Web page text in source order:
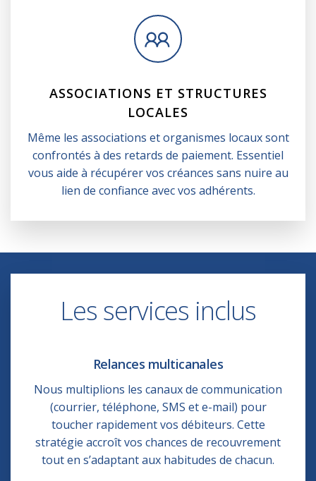
ASSOCIATIONS ET STRUCTURES
LOCALES
Même les associations et organismes locaux sont
confrontés à des retards de paiement. Essentiel
vous aide à récupérer vos créances sans nuire au
lien de confiance avec vos adhérents.
Les services inclus
Relances multicanales
Nous multiplions les canaux de communication
(courrier, téléphone, SMS et e-mail) pour
toucher rapidement vos débiteurs. Cette
stratégie accroît vos chances de recouvrement
tout en s’adaptant aux habitudes de chacun.